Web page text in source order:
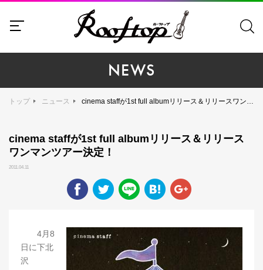
NEWS
トップ ニュース cinema staffが1st full albumリリース＆リリースワンマンツアー決定！
cinema staffが1st full albumリリース＆リリース
ワンマンツアー決定！
2011.04.11
4月8
日に下北
沢